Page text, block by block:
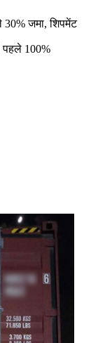
जमा, शिपमेंट
100%